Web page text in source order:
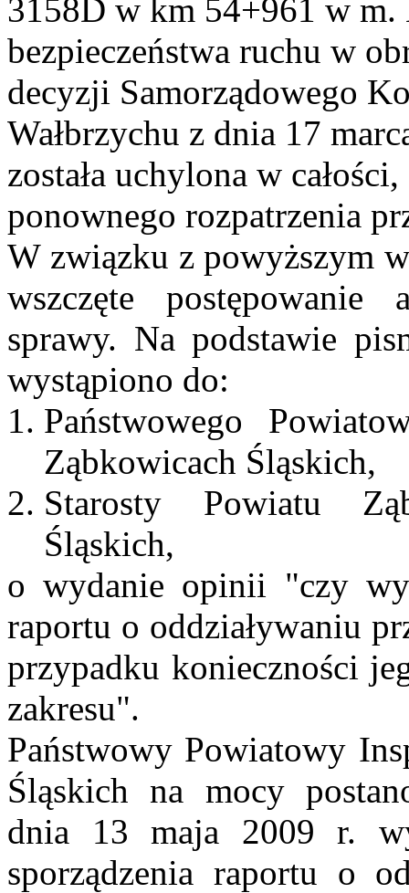
3158D w km 54+961 w m.
bezpieczeństwa ruchu w
decyzji Samorządowego
Wałbrzychu z dnia 17
została uchylona w
ponownego rozpatrzenia
W związku z powyższym
wszczęte postępowanie
sprawy. Na podstawie
wystąpiono do:
Państwowego
Ząbkowicach Śląskich,
Starosty Powiatu
Śląskich,
o wydanie opinii "czy
raportu o oddziaływaniu
przypadku konieczności
zakresu".
Państwowy Powiatowy
Śląskich na mocy
dnia 13 maja 2009 r.
sporządzenia raportu o